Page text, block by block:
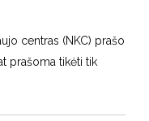
centras (NKC) prašo
prašoma tikėti tik